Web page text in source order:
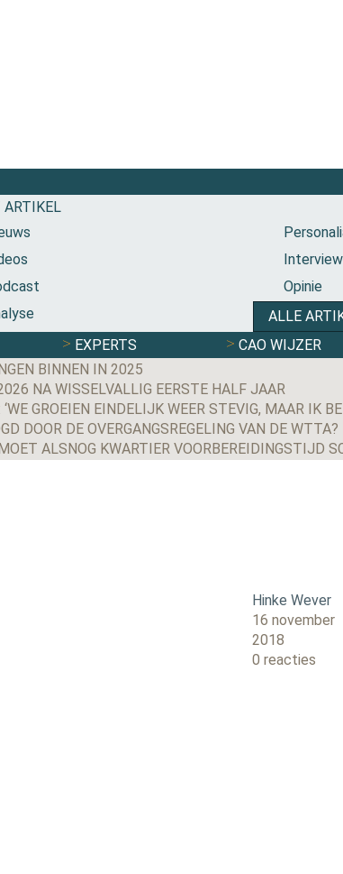
ARTIKEL
Interview
Opinie
ALLE
EXPERTS CAO WIJZER
BINNEN IN 2025
NA WISSELVALLIG EERSTE HALF JAAR
GROEIEN EINDELIJK WEER STEVIG, MAAR IK
DOOR DE OVERGANGSREGELING VAN DE WTTA?
ALSNOG KWARTIER VOORBEREIDINGSTIJD
Hinke Wever
16 november
2018
0 reacties